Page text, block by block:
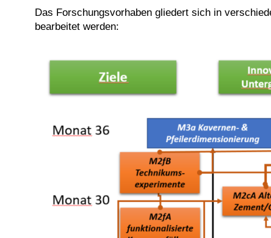
Das Forschungsvorhaben gliedert sich in
bearbeitet werden: